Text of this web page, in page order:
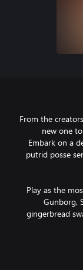
From the
new one
Embark on a
putrid posse
Play as the
Gunborg,
gingerbread